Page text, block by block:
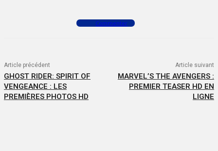
Commenter
Article précédent
GHOST RIDER: SPIRIT OF
VENGEANCE : LES
PREMIÈRES PHOTOS HD
Article suivant
MARVEL’S THE AVENGERS :
PREMIER TEASER HD EN
LIGNE